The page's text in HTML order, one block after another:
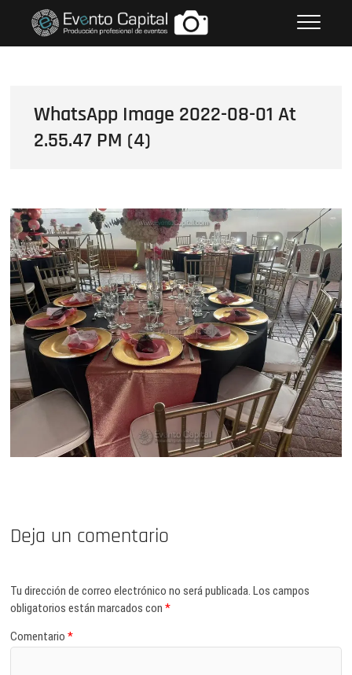
contenido
FOTOS GRUPO EMPRESARIAL
WhatsApp Image 2022-08-01 At
2.55.47 PM (4)
Deja un comentario
Tu dirección de correo electrónico no será publicada. Los campos
obligatorios están marcados con*
Comentario*